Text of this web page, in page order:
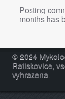
Posting
months has
© 2024
Ratiskovice,
vyhrazena.